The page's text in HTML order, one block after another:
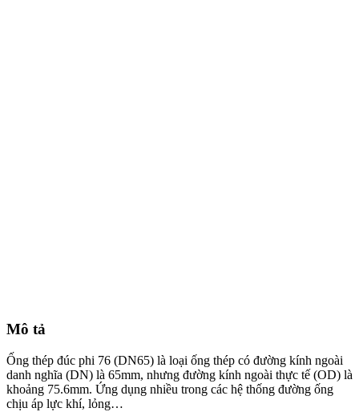
Mô tả
Ống thép đúc phi 76 (DN65) là loại ống thép có đường kính ngoài
danh nghĩa (DN) là 65mm, nhưng đường kính ngoài thực tế (OD) là
khoảng 75.6mm. Ứng dụng nhiều trong các hệ thống đường ống
chịu áp lực khí, lỏng…